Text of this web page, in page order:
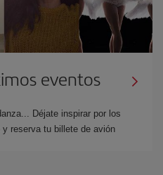
eventos
Déjate inspirar por los
reserva tu billete de avión